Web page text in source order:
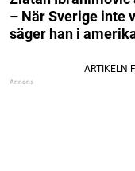
– När Sverige inte
säger han i